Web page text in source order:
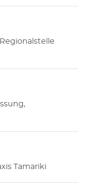
Tamariki